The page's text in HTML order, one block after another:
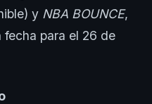
y NBA BOUNCE,
para el 26 de